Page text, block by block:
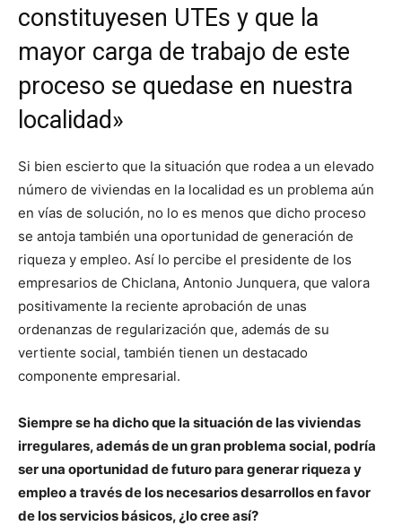
constituyesen UTEs y que la
mayor carga de trabajo de este
proceso se quedase en nuestra
localidad»
Si bien escierto que la situación que rodea a un elevado
número de viviendas en la localidad es un problema aún
en vías de solución, no lo es menos que dicho proceso
se antoja también una oportunidad de generación de
riqueza y empleo. Así lo percibe el presidente de los
empresarios de Chiclana, Antonio Junquera, que valora
positivamente la reciente aprobación de unas
ordenanzas de regularización que, además de su
vertiente social, también tienen un destacado
componente empresarial.
Siempre se ha dicho que la situación de las viviendas
irregulares, además de un gran problema social, podría
ser una oportunidad de futuro para generar riqueza y
empleo a través de los necesarios desarrollos en favor
de los servicios básicos, ¿lo cree así?